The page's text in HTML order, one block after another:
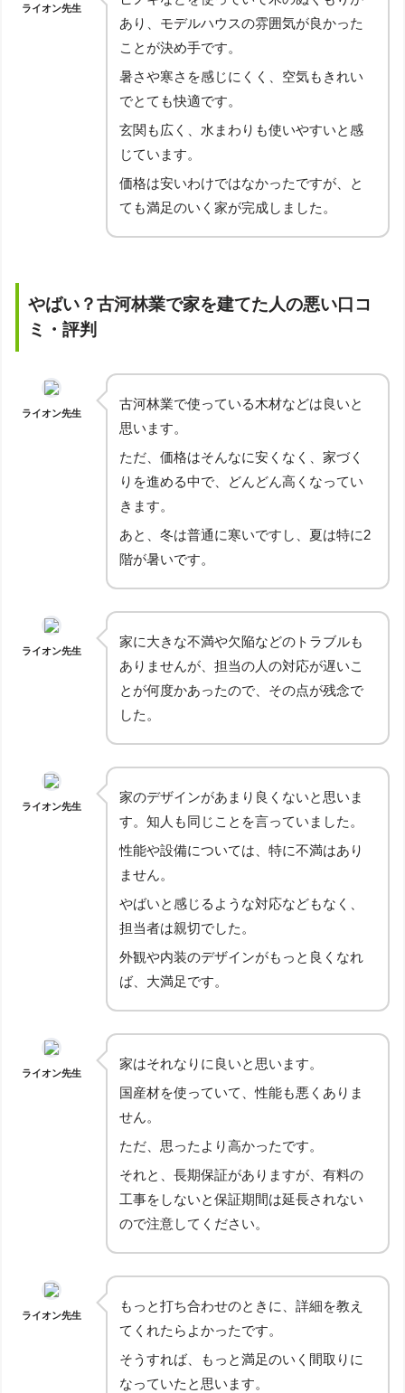
ライオン先生
あり、モデルハウスの雰囲気が良かった
ことが決め手です。
暑さや寒さを感じにくく、空気もきれい
でとても快適です。
玄関も広く、水まわりも使いやすいと感
じています。
価格は安いわけではなかったですが、と
ても満足のいく家が完成しました。
やばい？古河林業で家を建てた人の悪い口コ
ミ・評判
ライオン先生
古河林業で使っている木材などは良いと
思います。
ただ、価格はそんなに安くなく、家づく
りを進める中で、どんどん高くなってい
きます。
あと、冬は普通に寒いですし、夏は特に2
階が暑いです。
ライオン先生
家に大きな不満や欠陥などのトラブルも
ありませんが、担当の人の対応が遅いこ
とが何度かあったので、その点が残念で
した。
ライオン先生
家のデザインがあまり良くないと思いま
す。知人も同じことを言っていました。
性能や設備については、特に不満はあり
ません。
やばいと感じるような対応などもなく、
担当者は親切でした。
外観や内装のデザインがもっと良くなれ
ば、大満足です。
ライオン先生
家はそれなりに良いと思います。
国産材を使っていて、性能も悪くありま
せん。
ただ、思ったより高かったです。
それと、長期保証がありますが、有料の
工事をしないと保証期間は延長されない
ので注意してください。
ライオン先生
もっと打ち合わせのときに、詳細を教え
てくれたらよかったです。
そうすれば、もっと満足のいく間取りに
なっていたと思います。